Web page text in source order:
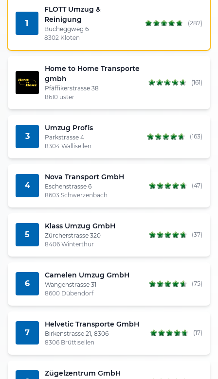
1
FLOTT Umzug &
Reinigung
Bucheggweg 6
8302 Kloten
(287)
Home to Home Transporte
gmbh
Pfäffikerstrasse 38
8610 uster
(161)
3
Umzug Profis
Parkstrasse 4
8304 Wallisellen
(163)
4
Nova Transport GmbH
Eschenstrasse 6
8603 Schwerzenbach
(47)
5
Klass Umzug GmbH
Zürcherstrasse 320
8406 Winterthur
(37)
6
Camelen Umzug GmbH
Wangenstrasse 31
8600 Dübendorf
(75)
7
Helvetic Transporte GmbH
Birkenstrasse 21, 8306
8306 Brüttisellen
(17)
Zügelzentrum GmbH